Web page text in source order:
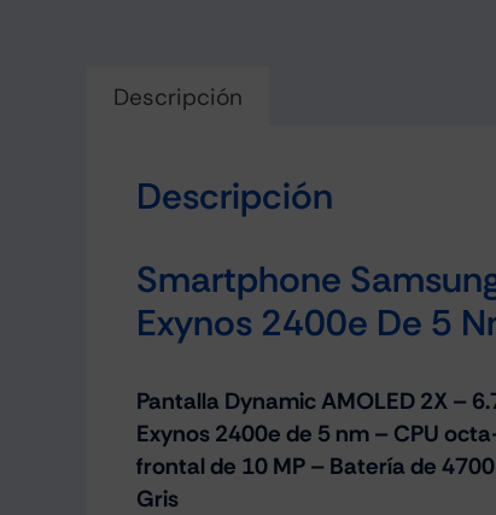
Descripción
Descripción
Smartphone
Exynos 2400e De 5
Pantalla Dynamic AMOLED 2X –
Exynos 2400e de 5 nm – CPU
frontal de 10 MP – Batería de
Gris